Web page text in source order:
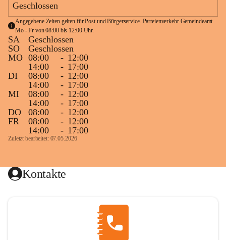
Geschlossen
Angegebene Zeiten gelten für Post und Bürgerservice. Parteienverkehr Gemeindeamt
Mo - Fr von 08:00 bis 12:00 Uhr.
SA
Geschlossen
SO
Geschlossen
MO 08:00 - 12:00
14:00
- 17:00
DI
08:00 - 12:00
14:00
- 17:00
MI
08:00 - 12:00
14:00
- 17:00
DO
08:00 - 12:00
FR
08:00 - 12:00
14:00
- 17:00
Zuletzt bearbeitet: 07.05.2026
Kontakte